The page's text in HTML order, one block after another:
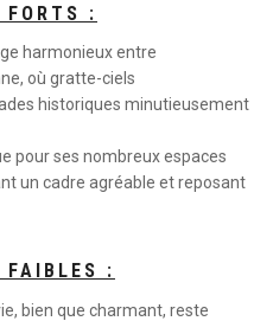
FORTS :
harmonieux entre
où gratte-ciels
historiques minutieusement
pour ses nombreux espaces
un cadre agréable et reposant
FAIBLES :
bien que charmant, reste